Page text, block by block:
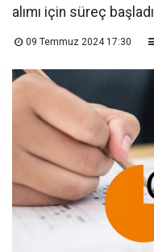
alımı için süreç başladı
09 Temmuz 2024 17:30